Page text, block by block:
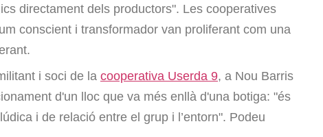
directament dels productors". Les cooperatives
conscient i transformador van proliferant com una
i soci de la cooperativa Userda 9, a Nou Barris
d'un lloc que va més enllà d'una botiga: "és
i de relació entre el grup i l’entorn". Podeu